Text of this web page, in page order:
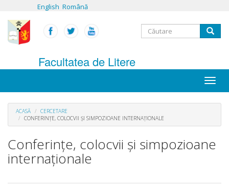
conţinutul
principal
English Română
Formular
căutare
Facultatea de Litere
Toggle
ACASĂ
CERCETARE
CONFERINȚE, COLOCVII ŞI SIMPOZIOANE INTERNAȚIONALE
Conferințe, colocvii şi simpozioane
internaționale